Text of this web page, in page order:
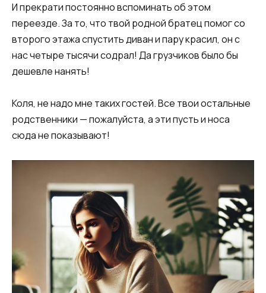
И прекрати постоянно вспоминать об этом
переезде. За то, что твой родной братец помог со
второго этажа спустить диван и пару красил, он с
нас четыре тысячи содрал! Да грузчиков было бы
дешевле нанять!
Коля, не надо мне таких гостей. Все твои остальные
родственники — пожалуйста, а эти пусть и носа
сюда не показывают!